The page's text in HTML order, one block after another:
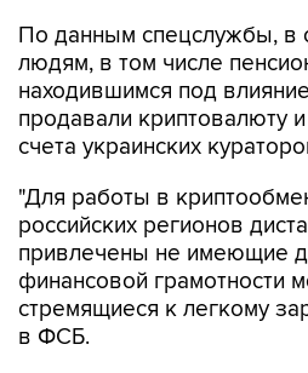
По данным спецслужбы, в
людям, в том числе
находившимся под
продавали криптовалюту
счета украинских
"Для работы в
российских регионов
привлечены не имеющие
финансовой грамотности
стремящиеся к легкому
в ФСБ.